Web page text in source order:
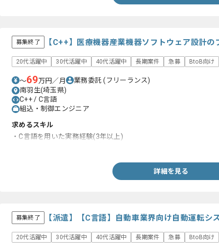
募集終了 【C++】医療機器産業機器ソフトウェア設計
20代活躍中 30代活躍中 40代活躍中 長期案件 急募 BtoB向け
〜69万円／月 業務委託(フリーランス)
南羽生(埼玉県)
C++ / C言語
組込・制御エンジニア
求めるスキル
・C言語を用いた実務経験(3年以上)
詳細を見る
募集終了 【派遣】【C言語】自動車業界向け自動運転シ
20代活躍中 30代活躍中 40代活躍中 長期案件 急募 BtoB向け